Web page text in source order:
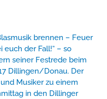
brennen – Feuer
euch der Fall!“ – so
seiner Festrede beim
Dillingen/Donau. Der
Musiker zu einem
in den Dillinger